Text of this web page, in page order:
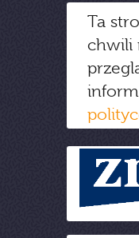
Ta
chwili